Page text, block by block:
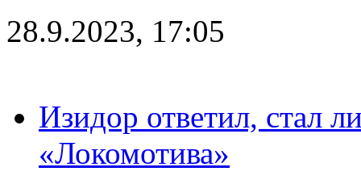
28.9.2023, 17:05
Изидор ответил, стал
«Локомотива»